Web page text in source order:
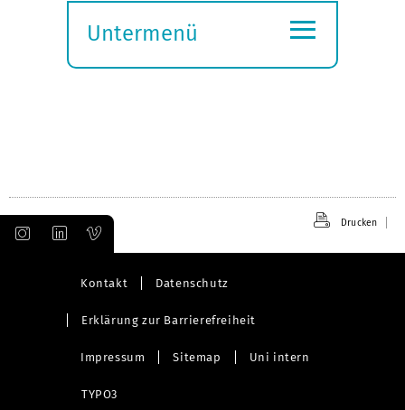
Untermenü
≡
Drucken
Kontakt Datenschutz
Erklärung zur Barrierefreiheit
Impressum Sitemap Uni intern
TYPO3